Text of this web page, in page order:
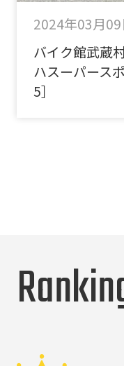
2024年03月09
バイク館武蔵
ハスーパース
5］